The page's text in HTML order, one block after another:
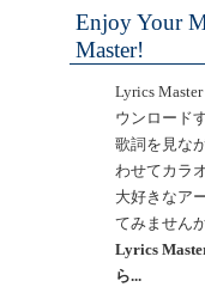
Enjoy Your
Master!
Lyrics
ウンロード
歌詞を見な
わせてカラ
大好きなア
てみません
Lyrics
ら...